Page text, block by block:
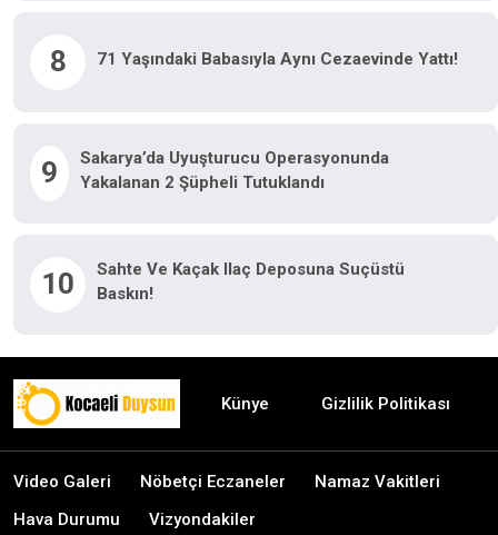
8 71 Yaşındaki Babasıyla Aynı Cezaevinde Yattı!
9
Sakarya’da Uyuşturucu Operasyonunda
Yakalanan 2 Şüpheli Tutuklandı
10
Sahte Ve Kaçak Ilaç Deposuna Suçüstü
Baskın!
Künye Gizlilik Politikası
Video Galeri Nöbetçi Eczaneler
Namaz Vakitleri
Hava Durumu
Vizyondakiler